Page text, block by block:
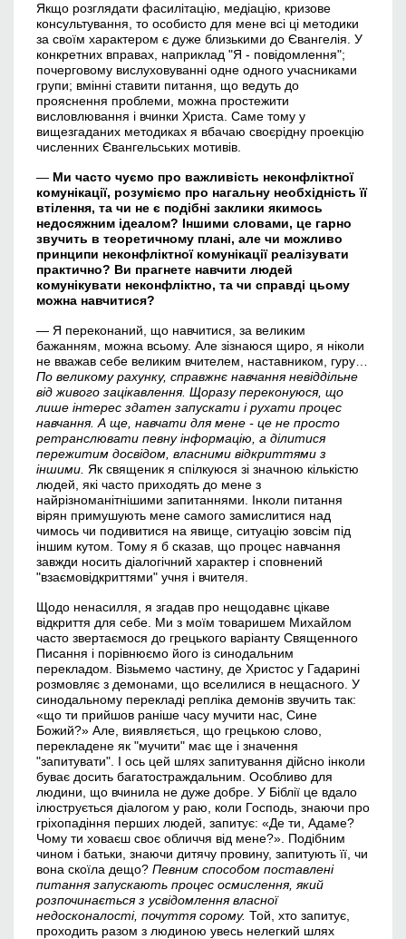
Якщо розглядати фасилітацію, медіацію, кризове
консультування, то особисто для мене всі ці методики
за своїм характером є дуже близькими до Євангелія. У
конкретних вправах, наприклад "Я - повідомлення";
почерговому вислуховуванні одне одного учасниками
групи; вмінні ставити питання, що ведуть до
прояснення проблеми, можна простежити
висловлювання і вчинки Христа. Саме тому у
вищезгаданих методиках я вбачаю своєрідну проекцію
численних Євангельських мотивів.
— Ми часто чуємо про важливість неконфліктної
комунікації, розуміємо про нагальну необхідність її
втілення, та чи не є подібні заклики якимось
недосяжним ідеалом? Іншими словами, це гарно
звучить в теоретичному плані, але чи можливо
принципи неконфліктної комунікації реалізувати
практично? Ви прагнете навчити людей
комунікувати неконфліктно, та чи справді цьому
можна навчитися?
— Я переконаний, що навчитися, за великим
бажанням, можна всьому. Але зізнаюся щиро, я ніколи
не вважав себе великим вчителем, наставником, гуру…
По великому рахунку, справжнє навчання невіддільне
від живого зацікавлення. Щоразу переконуюся, що
лише інтерес здатен запускати і рухати процес
навчання. А ще, навчати для мене - це не просто
ретранслювати певну інформацію, а ділитися
пережитим досвідом, власними відкриттями з
іншими. Як священик я спілкуюся зі значною кількістю
людей, які часто приходять до мене з
найрізноманітнішими запитаннями. Інколи питання
вірян примушують мене самого замислитися над
чимось чи подивитися на явище, ситуацію зовсім під
іншим кутом. Тому я б сказав, що процес навчання
завжди носить діалогічний характер і сповнений
"взаємовідкриттями" учня і вчителя.
Щодо ненасилля, я згадав про нещодавнє цікаве
відкриття для себе. Ми з моїм товаришем Михайлом
часто звертаємося до грецького варіанту Священного
Писання і порівнюємо його із синодальним
перекладом. Візьмемо частину, де Христос у Гадарині
розмовляє з демонами, що вселилися в нещасного. У
синодальному перекладі репліка демонів звучить так:
«що ти прийшов раніше часу мучити нас, Сине
Божий?» Але, виявляється, що грецькою слово,
перекладене як "мучити" має ще і значення
"запитувати". І ось цей шлях запитування дійсно інколи
буває досить багатостраждальним. Особливо для
людини, що вчинила не дуже добре. У Біблії це вдало
ілюструється діалогом у раю, коли Господь, знаючи про
гріхопадіння перших людей, запитує: «Де ти, Адаме?
Чому ти ховаєш своє обличчя від мене?». Подібним
чином і батьки, знаючи дитячу провину, запитують її, чи
вона скоїла дещо? Певним способом поставлені
питання запускають процес осмислення, який
розпочинається з усвідомлення власної
недосконалості, почуття сорому. Той, хто запитує,
проходить разом з людиною увесь нелегкий шлях